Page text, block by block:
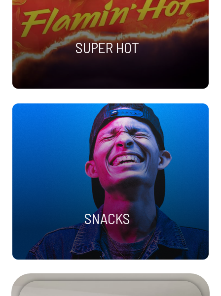
SNACKS
SUPER HOT